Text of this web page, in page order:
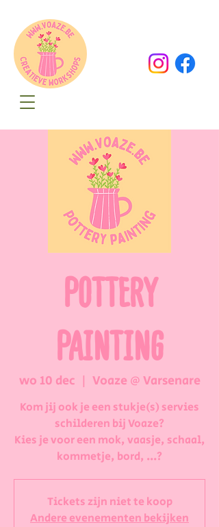
POTTERY
PAINTING
wo 10 dec
  |
Voaze @ Varsenare
Kom jij ook je een stukje(s) servies
schilderen bij Voaze?
Kies je voor een mok, vaasje, schaal,
kommetje, bord, ...?
Tickets zijn niet te koop
Andere evenementen bekijken